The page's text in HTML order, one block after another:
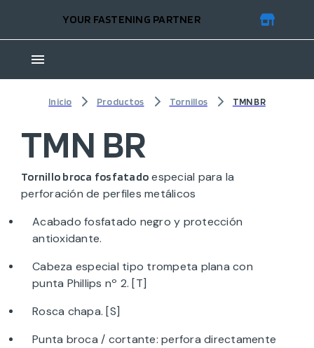
YOUR FASTENING PARTNER
Inicio Productos Tornillos TMN BR
TMN BR
Tornillo broca fosfatado especial para la
perforación de perfiles metálicos
Acabado fosfatado negro y protección
antioxidante.
Cabeza especial tipo trompeta plana con
punta Phillips nº 2. [T]
Rosca chapa. [S]
Punta broca / cortante: perfora directamente